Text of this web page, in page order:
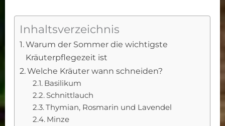
Inhaltsverzeichnis
Warum der Sommer die wichtigste
Kräuterpflegezeit ist
Welche Kräuter wann schneiden?
Basilikum
Schnittlauch
Thymian, Rosmarin und Lavendel
Minze